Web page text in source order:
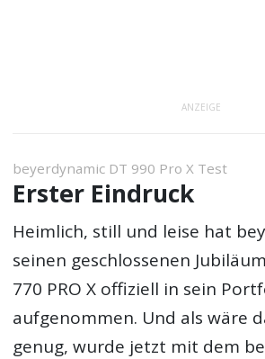
ANZEIGE
beyerdynamic DT 990 Pro X Test
Erster Eindruck
Heimlich, still und leise hat
seinen geschlossenen
770 PRO X offiziell in sein
aufgenommen. Und als wäre
genug, wurde jetzt mit dem